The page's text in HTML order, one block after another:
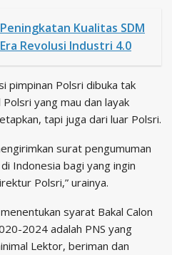
Kualitas SDM
Revolusi Industri 4.0
pimpinan Polsri dibuka tak
yang mau dan layak
tapi juga dari luar Polsri.
surat pengumuman
Indonesia bagi yang ingin
Polsri,” urainya.
syarat Bakal Calon
2024 adalah PNS yang
Lektor, beriman dan